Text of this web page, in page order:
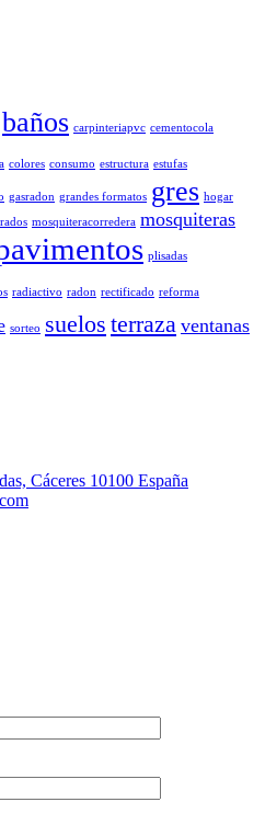
baños carpinteriapvc cementocola
colores consumo estructura estufas
gasradon grandes formatos gres hogar
mosquiteracorredera mosquiteras
plisadas
radiactivo radon rectificado reforma
sorteo suelos terraza ventanas
Cáceres 10100 España